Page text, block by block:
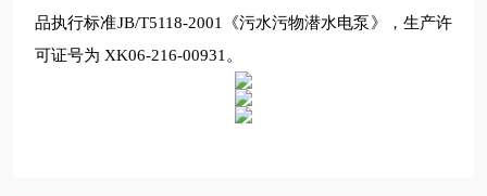
品执行标准JB/T5118-2001
《污水污物潜水电泵》，生产许
可证号为 XK06-216-00931 。